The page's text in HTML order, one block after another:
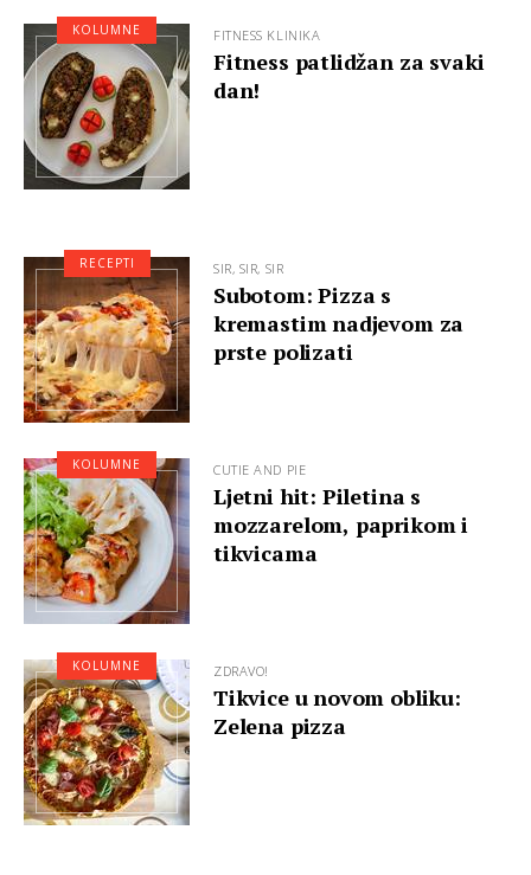
FITNESS KLINIKA
Fitness patlidžan za svaki
dan!
KOLUMNE
SIR, SIR, SIR
Subotom: Pizza s
kremastim nadjevom za
prste polizati
RECEPTI
CUTIE AND PIE
Ljetni hit: Piletina s
mozzarelom, paprikom i
tikvicama
KOLUMNE
ZDRAVO!
Tikvice u novom obliku:
Zelena pizza
KOLUMNE